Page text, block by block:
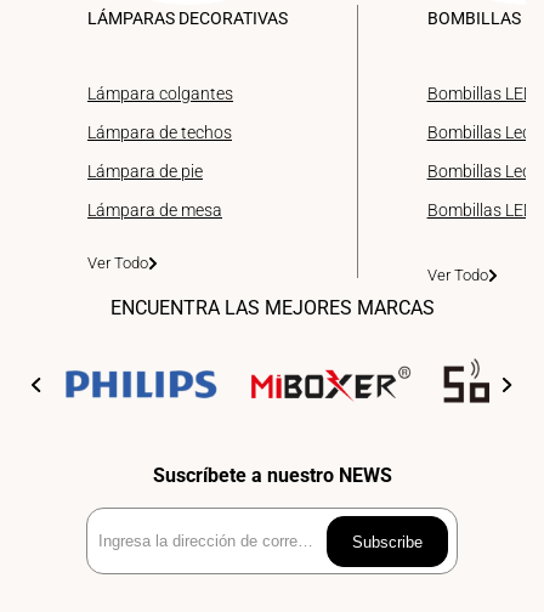
LÁMPARAS DECORATIVAS
Lámpara colgantes
Lámpara de techos
Lámpara de pie
Lámpara de mesa
Ver Todo
BOMBILLAS
Bombillas LED
Bombillas Led
Bombillas Led
Bombillas LED
Ver Todo
ENCUENTRA LAS MEJORES MARCAS
Suscríbete a nuestro NEWS
la
de
Subscribe